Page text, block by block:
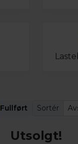
Fullført Sortér
Utsolgt!